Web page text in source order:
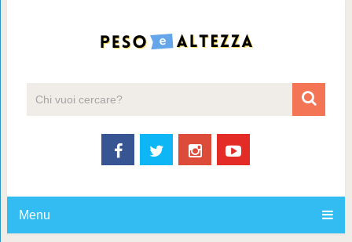
Menu